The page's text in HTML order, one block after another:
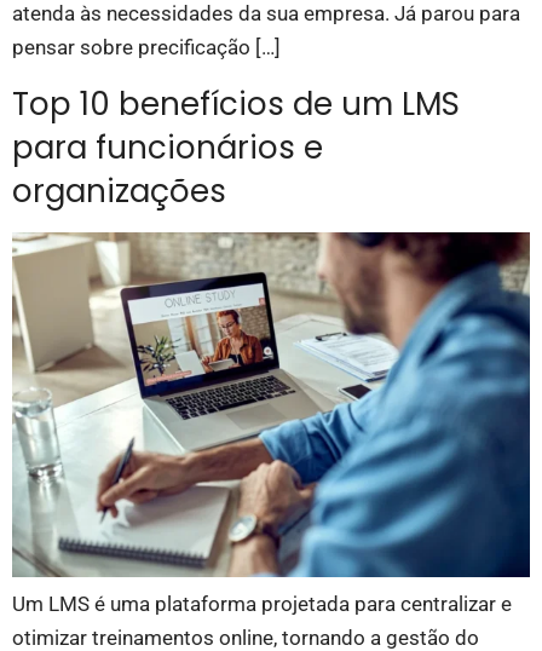
atenda às necessidades da sua empresa. Já parou para
pensar sobre precificação […]
Top 10 benefícios de um LMS
para funcionários e
organizações
Um LMS é uma plataforma projetada para centralizar e
otimizar treinamentos online, tornando a gestão do